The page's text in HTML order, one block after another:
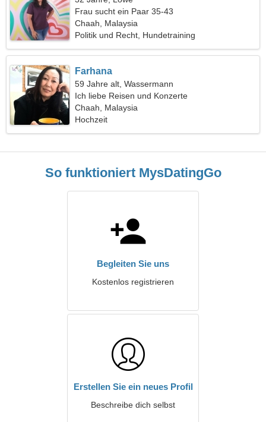
Frau sucht ein Paar 35-43
Chaah, Malaysia
Politik und Recht, Hundetraining
Farhana
59 Jahre alt, Wassermann
Ich liebe Reisen und Konzerte
Chaah, Malaysia
Hochzeit
So funktioniert MysDatingGo
Begleiten Sie uns
Kostenlos registrieren
Erstellen Sie ein neues Profil
Beschreibe dich selbst